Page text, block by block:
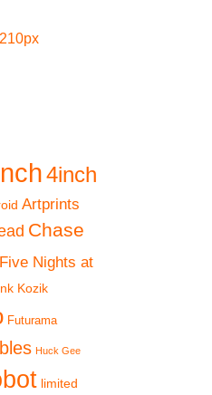
4inch
Artprints
Chase
Five Nights at
Kozik
Futurama
Huck Gee
limited